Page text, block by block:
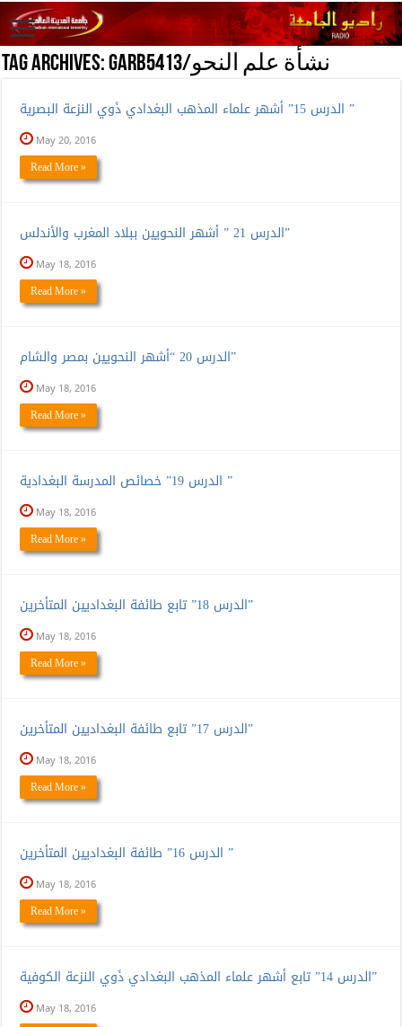
Tag Archives:
GARB5413/نشأة علم النحو
الدرس 15” أشهر علماء المذهب البغدادي ذَوي النزعة البصرية ”
May 20, 2016
Read More »
الدرس 21 ” أشهر النحويين ببلاد المغرب والأندلس”
May 18, 2016
Read More »
الدرس 20 “أشهر النحويين بمصر والشام”
May 18, 2016
Read More »
الدرس 19” خصائص المدرسة البغدادية ”
May 18, 2016
Read More »
الدرس 18” تابع طائفة البغداديين المتأخرين”
May 18, 2016
Read More »
الدرس 17” تابع طائفة البغداديين المتأخرين”
May 18, 2016
Read More »
الدرس 16” طائفة البغداديين المتأخرين ”
May 18, 2016
Read More »
الدرس 14” تابع أشهر علماء المذهب البغدادي ذَوي النزعة الكوفية”
May 18, 2016